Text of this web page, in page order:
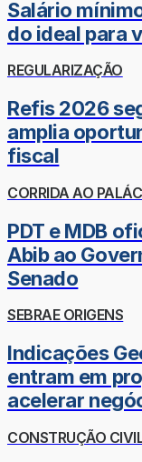
Salário
do ideal para
REGULARIZAÇÃO
Refis 2026
amplia
fiscal
CORRIDA AO
PDT e MDB
Abib ao
Senado
SEBRAE ORIGENS
Indicações
entram em
acelerar
CONSTRUÇÃO